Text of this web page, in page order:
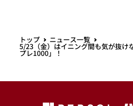
トップ ニュース一覧
5/23（金）はイニング間も気が抜け
プレ1000」！